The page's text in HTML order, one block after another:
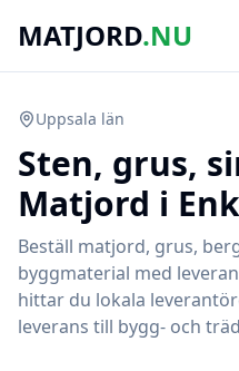
MATJORD.NU
Uppsala län
Sten, grus,
Matjord i
Beställ matjord, grus,
byggmaterial med
hittar du lokala
leverans till bygg- och